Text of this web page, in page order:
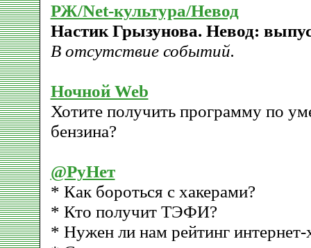
РЖ/Net-культура/Невод
Настик Грызунова. Невод:
В отсутствие событий.
Ночной Web
Хотите получить программу по
бензина?
@РуНет
* Как бороться с хакерами?
* Кто получит ТЭФИ?
* Нужен ли нам рейтинг интернет-